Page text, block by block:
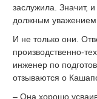
заслужила. Значит,
должным уважением.
И не только они.
производственно-
инженер по
отзываются о
– Она хорошо